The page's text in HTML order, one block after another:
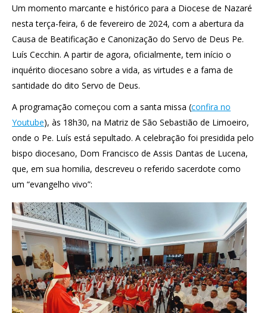
Um momento marcante e histórico para a Diocese de Nazaré
nesta terça-feira, 6 de fevereiro de 2024, com a abertura da
Causa de Beatificação e Canonização do Servo de Deus Pe.
Luís Cecchin. A partir de agora, oficialmente, tem início o
inquérito diocesano sobre a vida, as virtudes e a fama de
santidade do dito Servo de Deus.
A programação começou com a santa missa (confira no
Youtube), às 18h30, na Matriz de São Sebastião de Limoeiro,
onde o Pe. Luís está sepultado. A celebração foi presidida pelo
bispo diocesano, Dom Francisco de Assis Dantas de Lucena,
que, em sua homilia, descreveu o referido sacerdote como
um “evangelho vivo”: